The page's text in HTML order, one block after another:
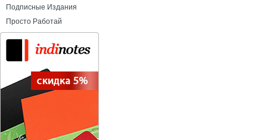
Подписные Издания
Просто Работай